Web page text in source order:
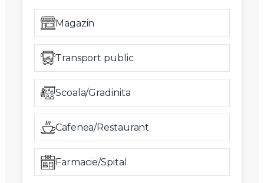
Magazin
Transport public
Scoala/Gradinita
Cafenea/Restaurant
Farmacie/Spital